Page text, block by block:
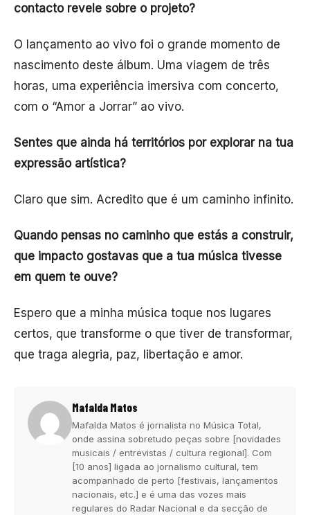
contacto revele sobre o projeto?
O lançamento ao vivo foi o grande momento de
nascimento deste álbum. Uma viagem de três
horas, uma experiência imersiva com concerto,
com o “Amor a Jorrar” ao vivo.
Sentes que ainda há territórios por explorar na tua
expressão artística?
Claro que sim. Acredito que é um caminho infinito.
Quando pensas no caminho que estás a construir,
que impacto gostavas que a tua música tivesse
em quem te ouve?
Espero que a minha música toque nos lugares
certos, que transforme o que tiver de transformar,
que traga alegria, paz, libertação e amor.
Mafalda Matos
Mafalda Matos é jornalista no Música Total,
onde assina sobretudo peças sobre [novidades
musicais / entrevistas / cultura regional]. Com
[10 anos] ligada ao jornalismo cultural, tem
acompanhado de perto [festivais, lançamentos
nacionais, etc.] e é uma das vozes mais
regulares do Radar Nacional e da secção de